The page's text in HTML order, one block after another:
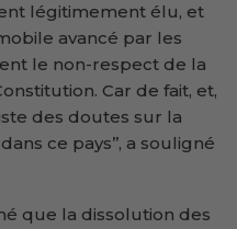
légitimement élu, et
avancé par les
le non-respect de la
Car de fait, et,
des doutes sur la
ce pays’’, a souligné
que la dissolution des